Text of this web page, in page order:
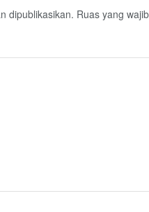
dipublikasikan. Ruas yang